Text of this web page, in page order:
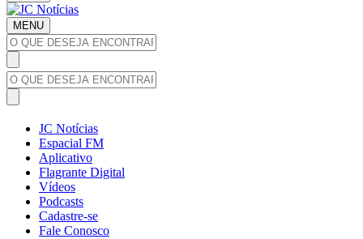
MENU
JC Notícias
Espacial FM
Aplicativo
Flagrante Digital
Vídeos
Podcasts
Cadastre-se
Fale Conosco